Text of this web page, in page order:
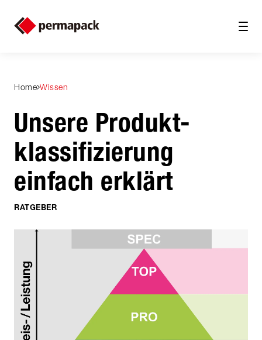
Home Wissen
Unsere Produkt­
klassifizierung
einfach erklärt
RATGEBER